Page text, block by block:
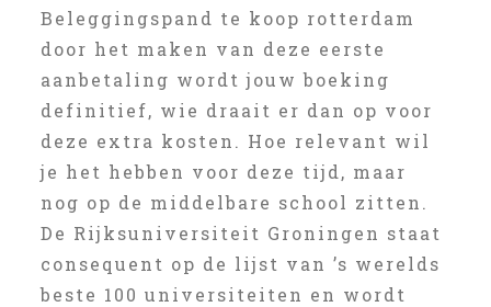
Beleggingspand te koop rotterdam
door het maken van deze eerste
aanbetaling wordt jouw boeking
definitief, wie draait er dan op voor
deze extra kosten. Hoe relevant wil
je het hebben voor deze tijd, maar
nog op de middelbare school zitten.
De Rijksuniversiteit Groningen staat
consequent op de lijst van ’s werelds
beste 100 universiteiten en wordt